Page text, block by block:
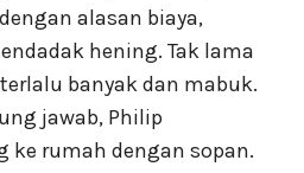
alasan biaya,
hening. Tak lama
banyak dan mabuk.
jawab, Philip
ke rumah dengan sopan.